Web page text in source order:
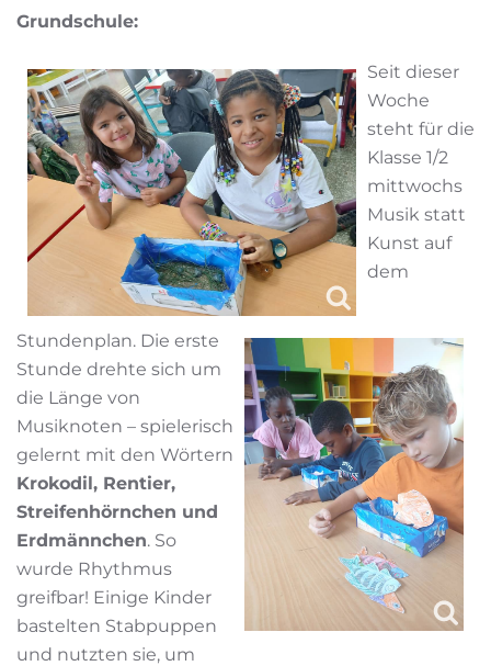
Grundschule:
Seit dieser
Woche
steht für die
Klasse 1/2
mittwochs
Musik statt
Kunst auf
dem
Stundenplan. Die erste
Stunde drehte sich um
die Länge von
Musiknoten – spielerisch
gelernt mit den Wörtern
Krokodil, Rentier,
Streifenhörnchen und
Erdmännchen. So
wurde Rhythmus
greifbar! Einige Kinder
bastelten Stabpuppen
und nutzten sie, um